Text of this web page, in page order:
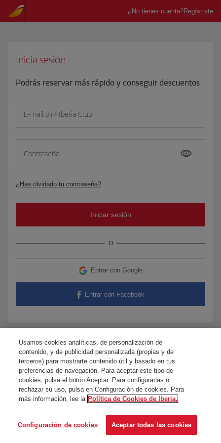
Inicia sesión
Podrás reservar más rápido y conseguir descuentos
E-mail o nº Iberia Club
Contraseña
¿Has olvidado tu contraseña?
O
Entrar con Google
Entrar con Facebook
¿Tienes dudas?Contacta con nosotros
Usamos cookies analíticas, de personalización de
contenido, y de publicidad personalizada (propias y de
terceros) para mostrarte contenido útil y basado en tus
preferencias de navegación. Para aceptar este tipo de
cookies, pulsa el botón Aceptar. Para configurarlas o
rechazar su uso, pulsa en Configuración de cookies. Para
más información, lee la Política de Cookies de Iberia.
Configuración de cookies Aceptar todas las cookies